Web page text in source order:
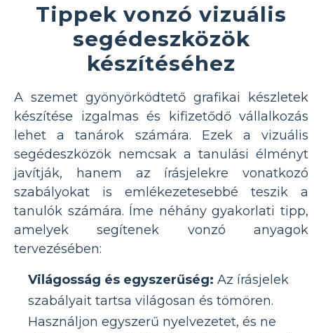
Tippek vonzó vizuális
segédeszközök
készítéséhez
A szemet gyönyörködtető grafikai készletek
készítése izgalmas és kifizetődő vállalkozás
lehet a tanárok számára. Ezek a vizuális
segédeszközök nemcsak a tanulási élményt
javítják, hanem az írásjelekre vonatkozó
szabályokat is emlékezetesebbé teszik a
tanulók számára. Íme néhány gyakorlati tipp,
amelyek segítenek vonzó anyagok
tervezésében:
Világosság és egyszerűség: Az írásjelek
szabályait tartsa világosan és tömören.
Használjon egyszerű nyelvezetet, és ne